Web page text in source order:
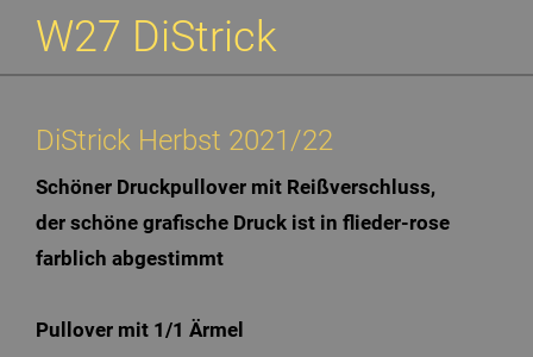
W27 DiStrick
DiStrick Herbst 2021/22
Schöner Druckpullover mit Reißverschluss,
der schöne grafische Druck ist in flieder-rose
farblich abgestimmt
Pullover mit 1/1 Ärmel